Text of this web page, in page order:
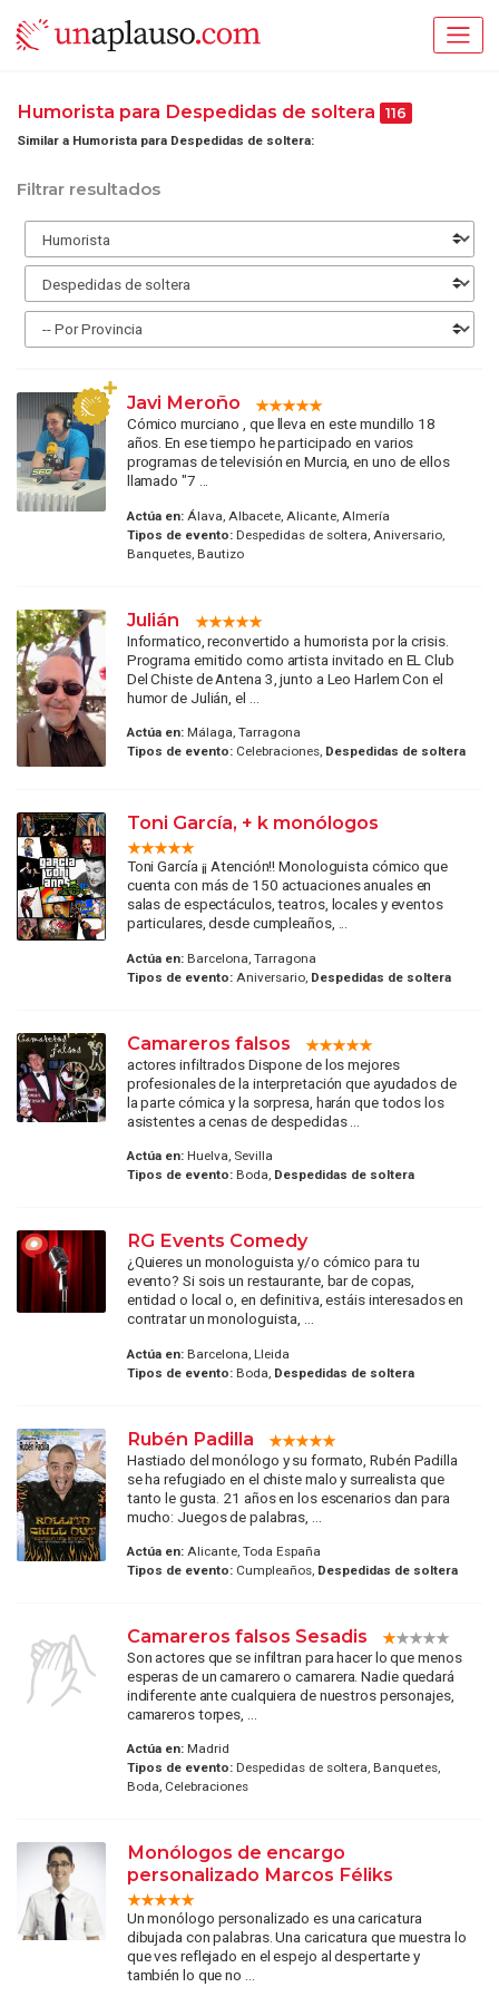
Humorista para Despedidas de soltera 116
Similar a Humorista para Despedidas de soltera:
Filtrar resultados
Javi Meroño
Cómico murciano , que lleva en este mundillo 18
años. En ese tiempo he participado en varios
programas de televisión en Murcia, en uno de ellos
llamado "7 ...
Actúa en:Álava, Albacete, Alicante, Almería
Tipos de evento:Despedidas de soltera, Aniversario,
Banquetes, Bautizo
Julián
Informatico, reconvertido a humorista por la crisis.
Programa emitido como artista invitado en EL Club
Del Chiste de Antena 3, junto a Leo Harlem Con el
humor de Julián, el ...
Actúa en:Málaga, Tarragona
Tipos de evento:Celebraciones, Despedidas de soltera
Toni García, + k monólogos
Toni García ¡¡ Atención!! Monologuista cómico que
cuenta con más de 150 actuaciones anuales en
salas de espectáculos, teatros, locales y eventos
particulares, desde cumpleaños, ...
Actúa en:Barcelona, Tarragona
Tipos de evento:Aniversario, Despedidas de soltera
Camareros falsos
actores infiltrados Dispone de los mejores
profesionales de la interpretación que ayudados de
la parte cómica y la sorpresa, harán que todos los
asistentes a cenas de despedidas ...
Actúa en:Huelva, Sevilla
Tipos de evento:Boda, Despedidas de soltera
RG Events Comedy
¿Quieres un monologuista y/o cómico para tu
evento? Si sois un restaurante, bar de copas,
entidad o local o, en definitiva, estáis interesados en
contratar un monologuista, ...
Actúa en:Barcelona, Lleida
Tipos de evento:Boda, Despedidas de soltera
Rubén Padilla
Hastiado del monólogo y su formato, Rubén Padilla
se ha refugiado en el chiste malo y surrealista que
tanto le gusta. 21 años en los escenarios dan para
mucho: Juegos de palabras, ...
Actúa en:Alicante, Toda España
Tipos de evento:Cumpleaños, Despedidas de soltera
Camareros falsos Sesadis
Son actores que se infiltran para hacer lo que menos
esperas de un camarero o camarera. Nadie quedará
indiferente ante cualquiera de nuestros personajes,
camareros torpes, ...
Actúa en:Madrid
Tipos de evento:Despedidas de soltera, Banquetes,
Boda, Celebraciones
Monólogos de encargo
personalizado Marcos Féliks
Un monólogo personalizado es una caricatura
dibujada con palabras. Una caricatura que muestra lo
que ves reflejado en el espejo al despertarte y
también lo que no ...